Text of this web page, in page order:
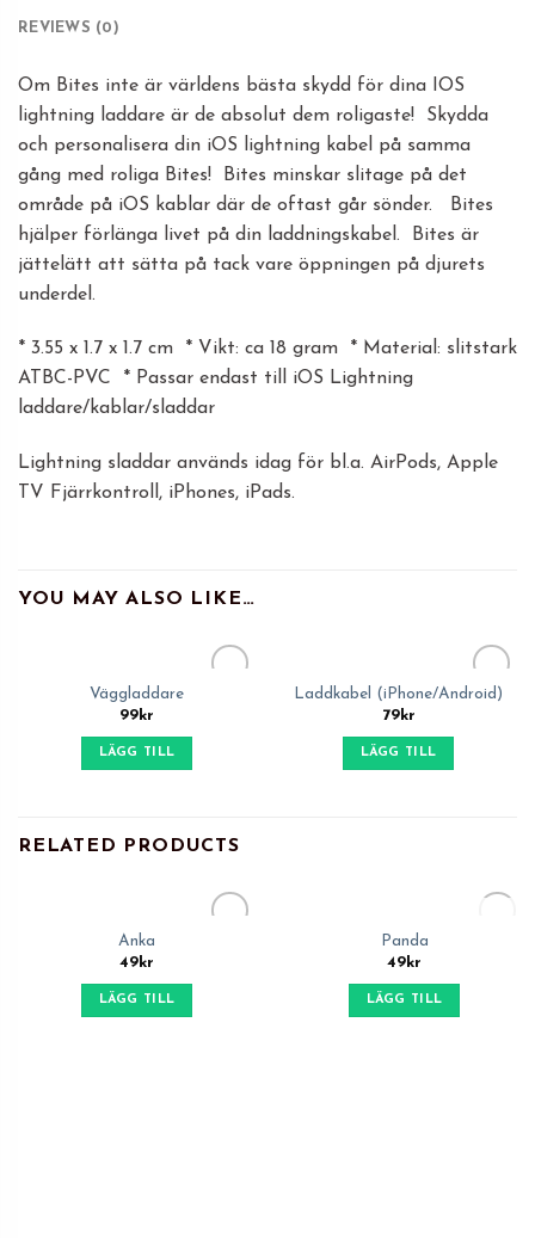
REVIEWS (0)
Om Bites inte är världens bästa skydd för dina IOS
lightning laddare är de absolut dem roligaste! Skydda
och personalisera din iOS lightning kabel på samma
gång med roliga Bites! Bites minskar slitage på det
område på iOS kablar där de oftast går sönder. Bites
hjälper förlänga livet på din laddningskabel. Bites är
jättelätt att sätta på tack vare öppningen på djurets
underdel.
* 3.55 x 1.7 x 1.7 cm * Vikt: ca 18 gram * Material: slitstark
ATBC-PVC * Passar endast till iOS Lightning
laddare/kablar/sladdar
Lightning sladdar används idag för bl.a. AirPods, Apple
TV Fjärrkontroll, iPhones, iPads.
YOU MAY ALSO LIKE…
Väggladdare
99 kr
LÄGG TILL
Add to
Laddkabel (iPhone/Android)
79kr
LÄGG TILL
RELATED PRODUCTS
Anka
49 kr
LÄGG TILL
OUT OF STOCK
Panda
49 kr
LÄGG TILL